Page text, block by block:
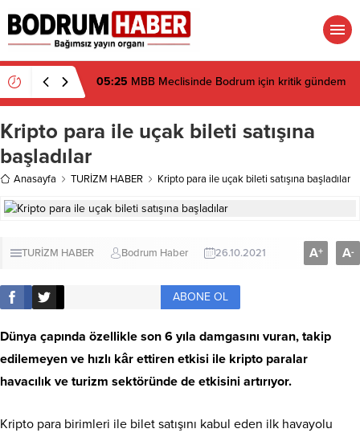
05:25 MBB Meclisinde Bodrum için kritik gündem
Kripto para ile uçak bileti satışına
başladılar
Anasayfa TURİZM HABER Kripto para ile uçak bileti satışına başladılar
TURİZM HABER Bodrum Haber 26.10.2021 A+ A-
ABONE OL
Dünya çapında özellikle son 6 yıla damgasını vuran, takip
edilemeyen ve hızlı kâr ettiren etkisi ile kripto paralar
havacılık ve turizm sektöründe de etkisini artırıyor.
Kripto para birimleri ile bilet satışını kabul eden ilk havayolu